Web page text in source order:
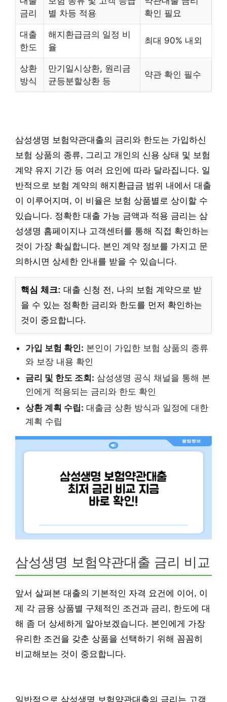
금리
별 차등 적용
확인 필요
대출
한도
해지환급금의 일정 비
율
최대 90% 내외
상환
방식
만기일시상환, 원리금
균등분할상환 등
약관 확인 필수
삼성생명 보험약관대출의 금리와 한도는 가입하신
보험 상품의 종류, 그리고 개인의 신용 상태 및 보험
계약 유지 기간 등 여러 요인에 따라 달라집니다. 일
반적으로 보험 계약의 해지환급금 범위 내에서 대출
이 이루어지며, 이 비율은 보험 상품별로 상이할 수
있습니다. 정확한 대출 가능 금액과 적용 금리는 삼
성생명 홈페이지나 고객센터를 통해 직접 확인하는
것이 가장 확실합니다. 본인 계약 정보를 가지고 문
의하시면 상세한 안내를 받을 수 있습니다.
핵심 체크: 대출 신청 전, 나의 보험 계약으로 받
을 수 있는 정확한 금리와 한도를 먼저 확인하는
것이 중요합니다.
가입 보험 확인: 본인이 가입한 보험 상품의 종류
와 보장 내용 확인
금리 및 한도 조회: 삼성생명 공식 채널을 통해 본
인에게 적용되는 금리와 한도 확인
상환 계획 수립: 대출금 상환 방식과 일정에 대한
계획 수립
삼성생명 보험약관대출 금리 비교
앞서 살펴본 대출의 기본적인 자격 요건에 이어, 이
제 각 금융 상품별 구체적인 조건과 금리, 한도에 대
해 좀 더 상세하게 알아보겠습니다. 본인에게 가장
유리한 조건을 갖춘 상품을 선택하기 위해 꼼꼼히
비교해보는 것이 중요합니다.
일반적으로 삼성생명 보험약관대출의 금리는 고객